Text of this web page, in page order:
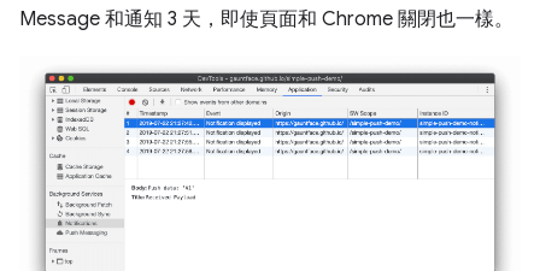
Message 和通知 3 天，即使頁面和 Chrome 關閉也一樣。